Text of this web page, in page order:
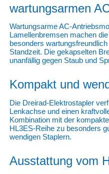
wartungsarmen
Wartungsarme AC-
Lamellenbremsen machen
besonders
Standzeit. Die gekapselten
unanfällig gegen Staub und
Kompakt und
Die Dreirad-Elektrostapler
Lenkachse und einen
Kombination mit der
HL3ES-Reihe zu besonders
wendigen Staplern.
Ausstattung vom